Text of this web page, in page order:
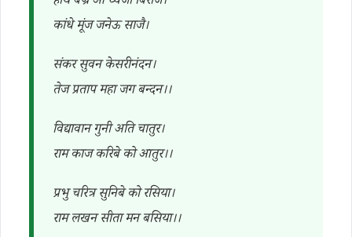
कांधे मूंज जनेऊ साजै।
संकर सुवन केसरीनंदन।
तेज प्रताप महा जग बन्दन।।
विद्यावान गुनी अति चातुर।
राम काज करिबे को आतुर।।
प्रभु चरित्र सुनिबे को रसिया।
राम लखन सीता मन बसिया।।